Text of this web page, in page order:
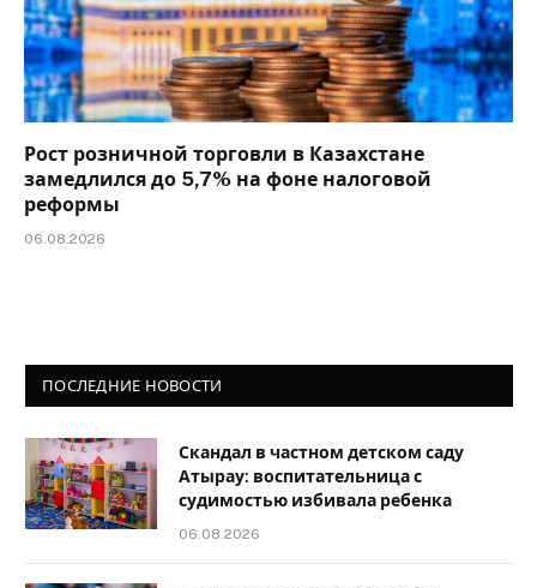
Рост розничной торговли в Казахстане
замедлился до 5,7% на фоне налоговой
реформы
06.08.2026
ПОСЛЕДНИЕ НОВОСТИ
Скандал в частном детском саду
Атырау: воспитательница с
судимостью избивала ребенка
06.08.2026